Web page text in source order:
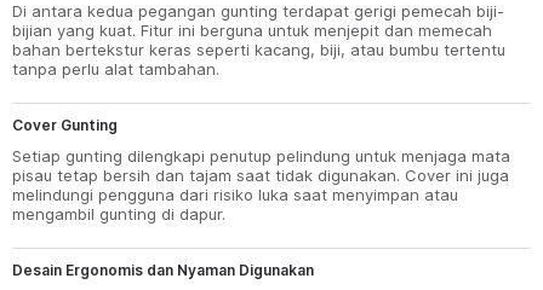
Di antara kedua pegangan gunting terdapat gerigi pemecah biji-
bijian yang kuat. Fitur ini berguna untuk menjepit dan memecah
bahan bertekstur keras seperti kacang, biji, atau bumbu tertentu
tanpa perlu alat tambahan.
Cover Gunting
Setiap gunting dilengkapi penutup pelindung untuk menjaga mata
pisau tetap bersih dan tajam saat tidak digunakan. Cover ini juga
melindungi pengguna dari risiko luka saat menyimpan atau
mengambil gunting di dapur.
Desain Ergonomis dan Nyaman Digunakan